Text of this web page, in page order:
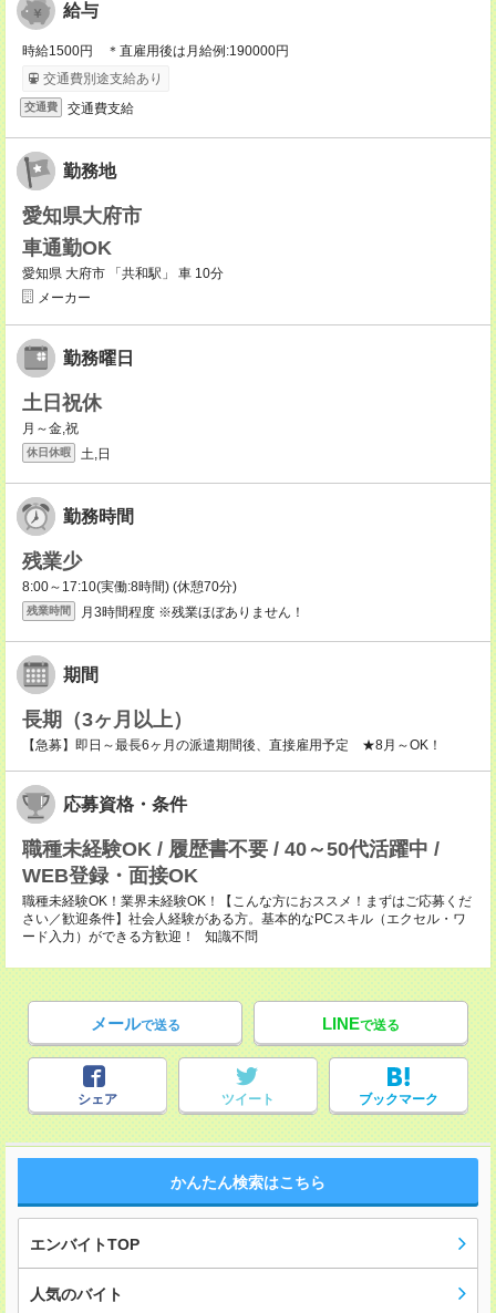
給与
時給1500円 ＊直雇用後は月給例:190000円
交通費別途支給あり
交通費 交通費支給
勤務地
愛知県大府市
車通勤OK
愛知県 大府市 「共和駅」 車 10分
メーカー
勤務曜日
土日祝休
月～金,祝
休日休暇 土,日
勤務時間
残業少
8:00～17:10(実働:8時間) (休憩70分)
残業時間 月3時間程度 ※残業ほぼありません！
期間
長期（3ヶ月以上）
【急募】即日～最長6ヶ月の派遣期間後、直接雇用予定 ★8月～OK！
応募資格・条件
職種未経験OK / 履歴書不要 / 40～50代活躍中 /
WEB登録・面接OK
職種未経験OK！業界未経験OK！【こんな方におススメ！まずはご応募くだ
さい／歓迎条件】社会人経験がある方。基本的なPCスキル（エクセル・ワ
ード入力）ができる方歓迎！ 知識不問
メールで送る LINEで送る
シェア ツイート ブックマーク
かんたん検索はこちら
エンバイトTOP
人気のバイト